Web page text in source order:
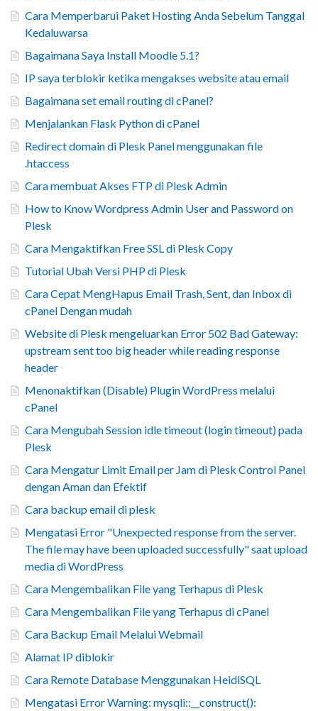
Cara Memperbarui Paket Hosting Anda Sebelum Tanggal
Kedaluwarsa
Bagaimana Saya Install Moodle 5.1?
IP saya terblokir ketika mengakses website atau email
Bagaimana set email routing di cPanel?
Menjalankan Flask Python di cPanel
Redirect domain di Plesk Panel menggunakan file
.htaccess
Cara membuat Akses FTP di Plesk Admin
How to Know Wordpress Admin User and Password on
Plesk
Cara Mengaktifkan Free SSL di Plesk Copy
Tutorial Ubah Versi PHP di Plesk
Cara Cepat MengHapus Email Trash, Sent, dan Inbox di
cPanel Dengan mudah
Website di Plesk mengeluarkan Error 502 Bad Gateway:
upstream sent too big header while reading response
header
Menonaktifkan (Disable) Plugin WordPress melalui
cPanel
Cara Mengubah Session idle timeout (login timeout) pada
Plesk
Cara Mengatur Limit Email per Jam di Plesk Control Panel
dengan Aman dan Efektif
Cara backup email di plesk
Mengatasi Error "Unexpected response from the server.
The file may have been uploaded successfully" saat upload
media di WordPress
Cara Mengembalikan File yang Terhapus di Plesk
Cara Mengembalikan File yang Terhapus di cPanel
Cara Backup Email Melalui Webmail
Alamat IP diblokir
Cara Remote Database Menggunakan HeidiSQL
Mengatasi Error Warning: mysqli::__construct():